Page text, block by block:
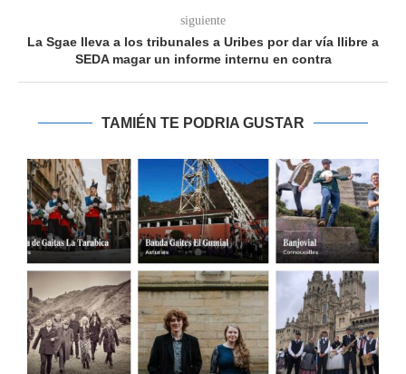
siguiente
La Sgae lleva a los tribunales a Uribes por dar vía llibre a
SEDA magar un informe internu en contra
TAMIÉN TE PODRIA GUSTAR